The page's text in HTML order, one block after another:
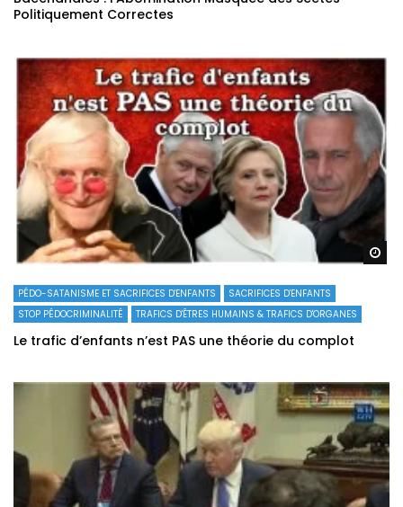
Politiquement Correctes
PÉDO-SATANISME ET SACRIFICES D'ENFANTS
SACRIFICES D'ENFANTS
STOP PÉDOCRIMINALITÉ
TRAFICS D'ÊTRES HUMAINS & TRAFICS D'ORGANES
Le trafic d’enfants n’est PAS une théorie du complot